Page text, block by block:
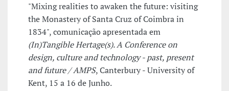
"Mixing realities to awaken the future: visiting
the Monastery of Santa Cruz of Coimbra in
1834", comunicação apresentada em
(In)Tangible Hertage(s). A Conference on
design, culture and technology - past, present
and future / AMPS, Canterbury - University of
Kent, 15 a 16 de Junho.